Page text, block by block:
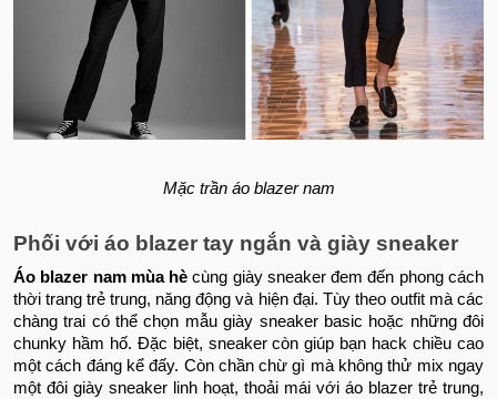
Mặc trần áo blazer nam
Phối với áo blazer tay ngắn và giày sneaker
Áo blazer nam mùa hècùng giày sneaker đem đến phong cách
thời trang trẻ trung, năng động và hiện đại. Tùy theo outfit mà các
chàng trai có thể chọn mẫu giày sneaker basic hoặc những đôi
chunky hầm hố. Đặc biệt, sneaker còn giúp bạn hack chiều cao
một cách đáng kể đấy. Còn chần chừ gì mà không thử mix ngay
một đôi giày sneaker linh hoạt, thoải mái với áo blazer trẻ trung,